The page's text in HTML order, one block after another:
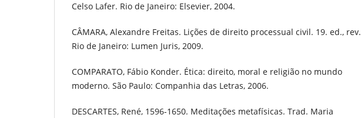
Celso Lafer. Rio de Janeiro: Elsevier, 2004.
CÂMARA, Alexandre Freitas. Lições de direito processual civil. 19. ed., rev.
Rio de Janeiro: Lumen Juris, 2009.
COMPARATO, Fábio Konder. Ética: direito, moral e religião no mundo
moderno. São Paulo: Companhia das Letras, 2006.
DESCARTES, René, 1596-1650. Meditações metafísicas. Trad. Maria